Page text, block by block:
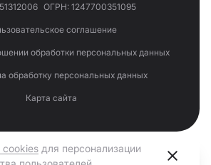
cookies для персонализации
ОГРН: 1247700351095
соглашение
обработки персональных данных
обработку персональных данных
Карта сайта